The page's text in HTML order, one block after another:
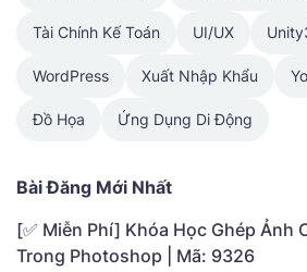
Tài Chính Kế Toán UI/UX
WordPress Xuất Nhập Khẩu
Đồ Họa Ứng Dụng Di Động
Bài Đăng Mới Nhất
[✅ Miễn Phí] Khóa Học Ghép Ảnh
Trong Photoshop | Mã: 9326